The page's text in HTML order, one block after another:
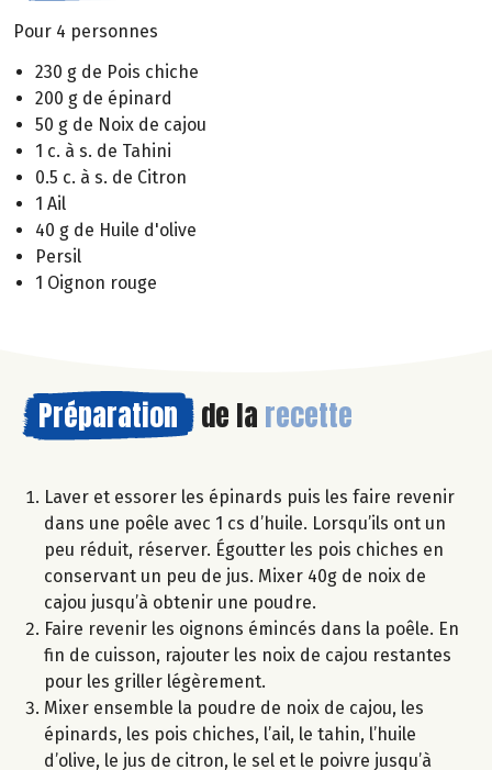
Pour 4 personnes
230 g de Pois chiche
200 g de épinard
50 g de Noix de cajou
1 c. à s. de Tahini
0.5 c. à s. de Citron
1 Ail
40 g de Huile d'olive
Persil
1 Oignon rouge
Préparation de la recette
Laver et essorer les épinards puis les faire revenir
dans une poêle avec 1 cs d’huile. Lorsqu’ils ont un
peu réduit, réserver. Égoutter les pois chiches en
conservant un peu de jus. Mixer 40g de noix de
cajou jusqu’à obtenir une poudre.
Faire revenir les oignons émincés dans la poêle. En
fin de cuisson, rajouter les noix de cajou restantes
pour les griller légèrement.
Mixer ensemble la poudre de noix de cajou, les
épinards, les pois chiches, l’ail, le tahin, l’huile
d’olive, le jus de citron, le sel et le poivre jusqu’à